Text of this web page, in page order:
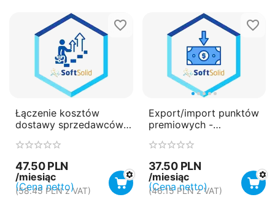
Łączenie kosztów
dostawy sprzedawców z
płatność miesięczna
(subskrypcja)
47.50 PLN
/miesiąc
(Cena netto)
(58.45 PLNz VAT)
Export/import punktów
premiowych -
(subskrypcja)
37.50 PLN
/miesiąc
(Cena netto)
(46.15 PLNz VAT)